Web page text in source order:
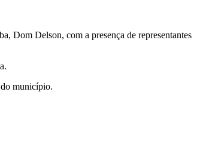
Dom Delson, com a presença de representantes
do município.